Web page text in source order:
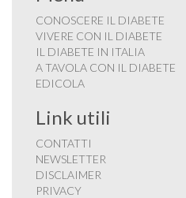
CONOSCERE IL DIABETE
VIVERE CON IL DIABETE
IL DIABETE IN ITALIA
A TAVOLA CON IL DIABETE
EDICOLA
Link utili
CONTATTI
NEWSLETTER
DISCLAIMER
PRIVACY